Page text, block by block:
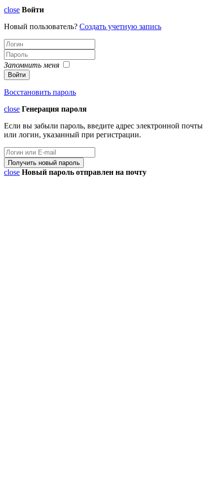
close Войти
Новый пользователь? Создать учетную запись
Запомнить меня
Восстановить пароль
close Генерация пароля
Если вы забыли пароль, введите адрес электронной почты
или логин, указанный при регистрации.
close Новый пароль отправлен на почту